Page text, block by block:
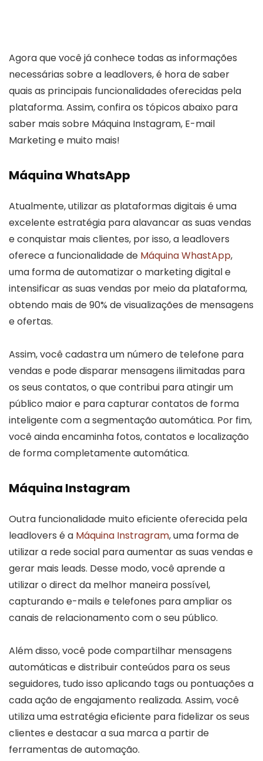
Agora que você já conhece todas as informações
necessárias sobre a leadlovers, é hora de saber
quais as principais funcionalidades oferecidas pela
plataforma. Assim, confira os tópicos abaixo para
saber mais sobre Máquina Instagram, E-mail
Marketing e muito mais!
Máquina WhatsApp
Atualmente, utilizar as plataformas digitais é uma
excelente estratégia para alavancar as suas vendas
e conquistar mais clientes, por isso, a leadlovers
oferece a funcionalidade de Máquina WhastApp,
uma forma de automatizar o marketing digital e
intensificar as suas vendas por meio da plataforma,
obtendo mais de 90% de visualizações de mensagens
e ofertas.
Assim, você cadastra um número de telefone para
vendas e pode disparar mensagens ilimitadas para
os seus contatos, o que contribui para atingir um
público maior e para capturar contatos de forma
inteligente com a segmentação automática. Por fim,
você ainda encaminha fotos, contatos e localização
de forma completamente automática.
Máquina Instagram
Outra funcionalidade muito eficiente oferecida pela
leadlovers é a Máquina Instragram, uma forma de
utilizar a rede social para aumentar as suas vendas e
gerar mais leads. Desse modo, você aprende a
utilizar o direct da melhor maneira possível,
capturando e-mails e telefones para ampliar os
canais de relacionamento com o seu público.
Além disso, você pode compartilhar mensagens
automáticas e distribuir conteúdos para os seus
seguidores, tudo isso aplicando tags ou pontuações a
cada ação de engajamento realizada. Assim, você
utiliza uma estratégia eficiente para fidelizar os seus
clientes e destacar a sua marca a partir de
ferramentas de automação.